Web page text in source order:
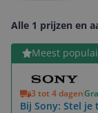
Alle 1 prijzen en
Meest
3 tot 4 dagen
Bij Sony: Stel
Bekijk product